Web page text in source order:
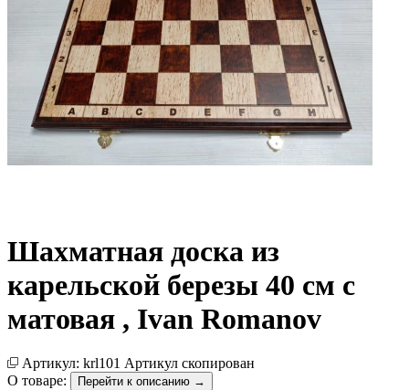
Шахматная доска из
карельской березы 40 см с
матовая , Ivan Romanov
Артикул: krl101 Артикул скопирован
О товаре:
Перейти к описанию →